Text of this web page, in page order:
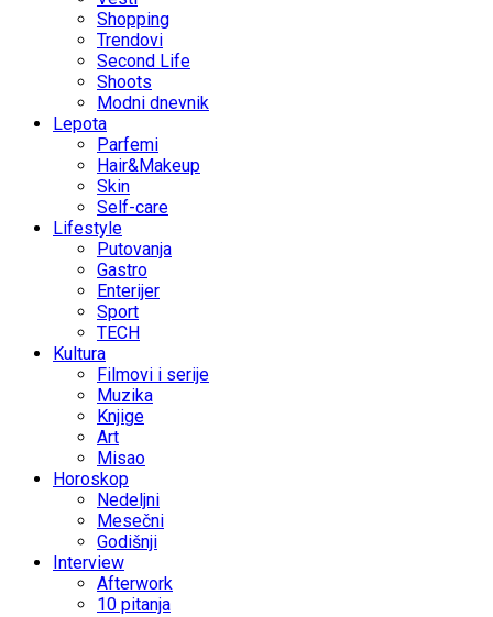
Shopping
Trendovi
Second Life
Shoots
Modni dnevnik
Lepota
Parfemi
Hair&Makeup
Skin
Self-care
Lifestyle
Putovanja
Gastro
Enterijer
Sport
TECH
Kultura
Filmovi i serije
Muzika
Knjige
Art
Misao
Horoskop
Nedeljni
Mesečni
Godišnji
Interview
Afterwork
10 pitanja